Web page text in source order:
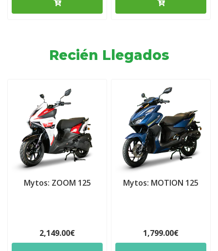
Recién Llegados
Mytos: ZOOM 125
2,149.00€
Mytos: MOTION 125
1,799.00€